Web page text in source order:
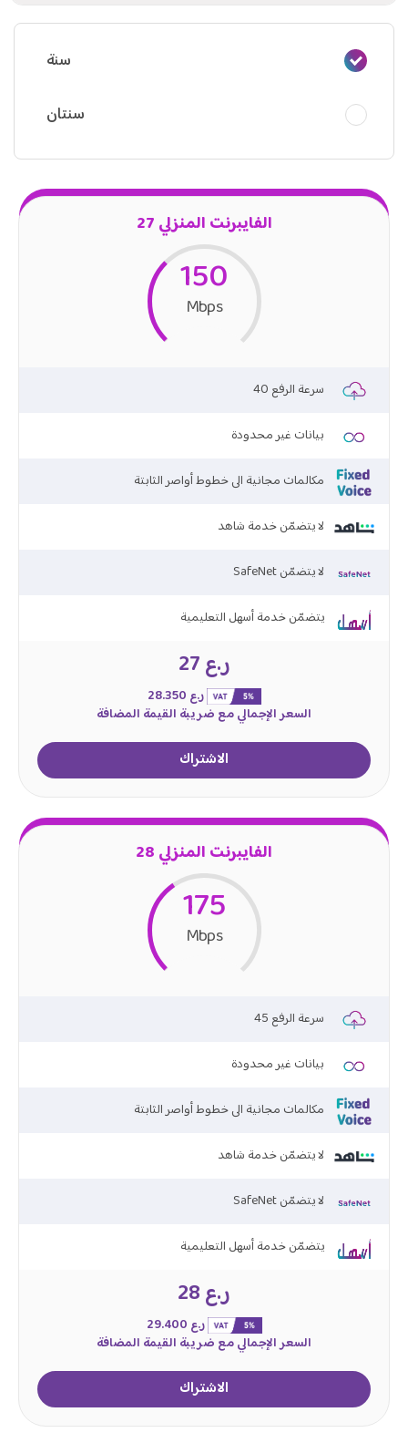
سنة
سنتان
الفايبرنت المنزلي 27
150
Mbps
40 سرعة الرفع
بيانات غير محدودة
مكالمات مجانية الى خطوط أواصر الثابتة
لا يتضمّن خدمة شاهد
SafeNet لا يتضمّن
يتضمّن خدمة أسهل التعليمية
ر.ع 27
ر.ع 28.350
السعر الإجمالي مع ضريبة القيمة المضافة
الاشتراك
الفايبرنت المنزلي 28
175
Mbps
45 سرعة الرفع
بيانات غير محدودة
مكالمات مجانية الى خطوط أواصر الثابتة
لا يتضمّن خدمة شاهد
SafeNet لا يتضمّن
يتضمّن خدمة أسهل التعليمية
ر.ع 28
ر.ع 29.400
السعر الإجمالي مع ضريبة القيمة المضافة
الاشتراك